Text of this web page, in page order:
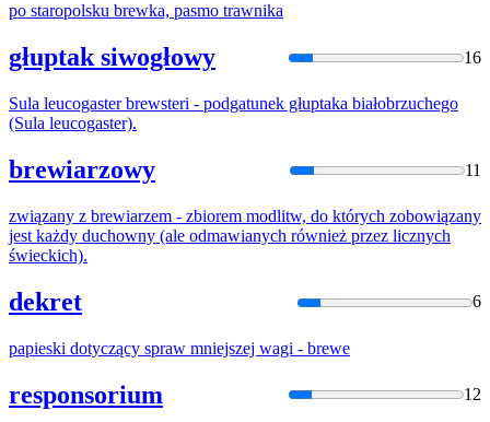
po staropolsku brewka, pasmo trawnika
głuptak siwogłowy 16
Sula leucogasterbrewsteri - podgatunek głuptaka białobrzuchego
(Sula leucogaster).
brewiarzowy 11
związany z brewiarzem - zbiorem modlitw, do których zobowiązany
jest każdy duchowny (ale odmawianych również przez licznych
świeckich).
dekret 6
papieski dotyczący spraw mniejszej wagi - brewe
responsorium 12